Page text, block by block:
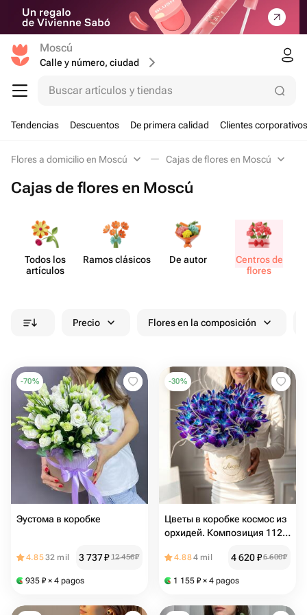
Moscú
Calle y número, ciudad
Buscar artículos y tiendas
Tendencias Descuentos De primera calidad Clientes corporativos
Flores a domicilio en Moscú Cajas de flores en Moscú
Cajas de flores en Moscú
Todos los
artículos
Ramos clásicos De autor
Centros de
flores
Precio Flores en la composición
-70%
Эустома в коробке
4.8532 mil 3 737₽ 12 456₽
935 ₽ × 4 pagos
-30%
Цветы в коробке космос из
орхидей. Композиция 1124.
4.884 mil 4 620₽6 600₽
1 155 ₽ × 4 pagos